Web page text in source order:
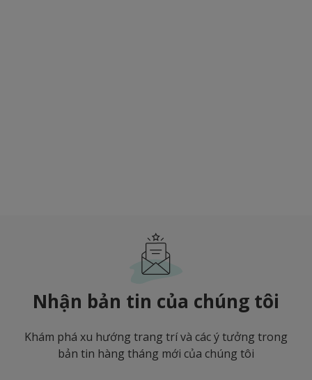
Nhận bản tin của chúng tôi
Khám phá xu hướng trang trí và các ý tưởng trong
bản tin hàng tháng mới của chúng tôi